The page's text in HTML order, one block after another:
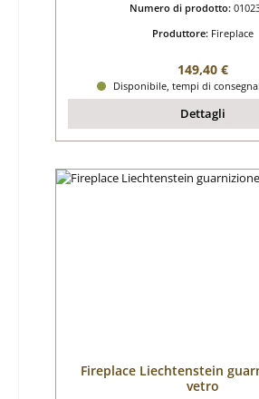
Numero di prodotto:
Produttore: Fireplace
Prezzo
149,40 €
Disponibile, tempi di
Dettagli
Fireplace Liechtenstein
vetro